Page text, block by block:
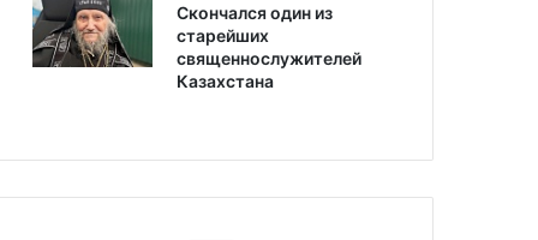
Скончался один из
старейших
священнослужителей
Казахстана